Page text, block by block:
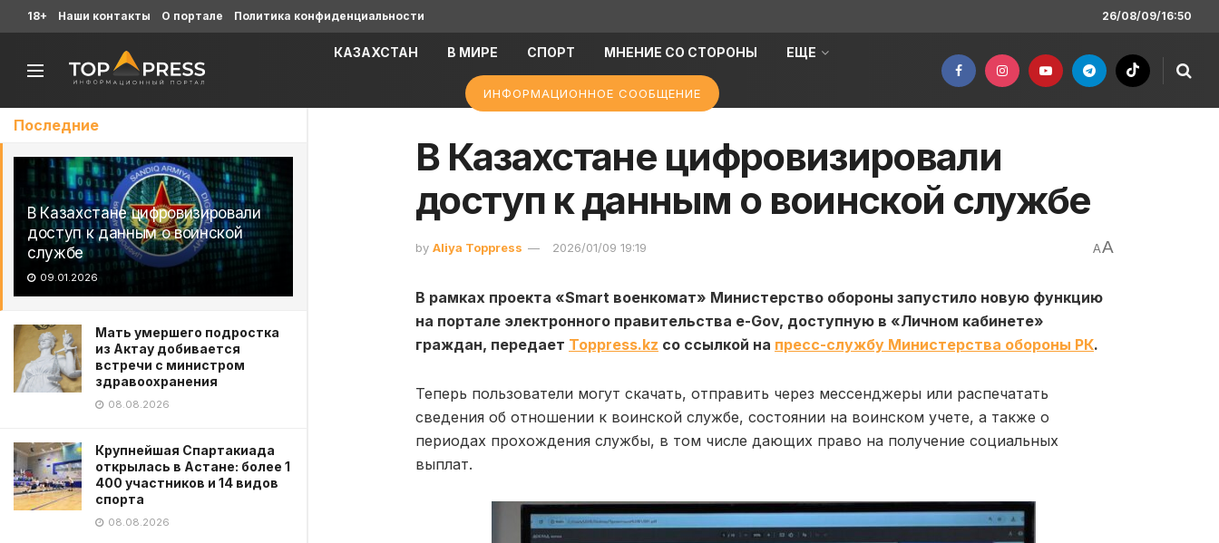
Последние
В Казахстане цифровизировали
доступ к данным о воинской
службе
09.01.2026
Мать умершего подростка
из Актау добивается
встречи с министром
здравоохранения
08.08.2026
Крупнейшая Спартакиада
открылась в Астане: более 1
400 участников и 14 видов
спорта
08.08.2026
18+ Наши контакты О портале Политика конфиденциальности 26/08/09/16:50
КАЗАХСТАН В МИРЕ СПОРТ МНЕНИЕ СО СТОРОНЫ ЕЩЕ
ИНФОРМАЦИОННОЕ СООБЩЕНИЕ
В Казахстане цифровизировали
доступ к данным о воинской службе
by Aliya Toppress 2026/01/09 19:19 AA
В рамках проекта «Smart военкомат» Министерство обороны запустило новую функцию
на портале электронного правительства e-Gov, доступную в «Личном кабинете»
граждан, передает Toppress.kz со ссылкой на пресс-службу Министерства обороны РК.
Теперь пользователи могут скачать, отправить через мессенджеры или распечатать
сведения об отношении к воинской службе, состоянии на воинском учете, а также о
периодах прохождения службы, в том числе дающих право на получение социальных
выплат.